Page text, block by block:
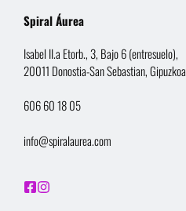
Spiral Áurea
Isabel II.a Etorb., 3, Bajo 6 (entresuelo),
20011 Donostia-San Sebastian, Gipuzkoa
606 60 18 05
info@spiralaurea.com